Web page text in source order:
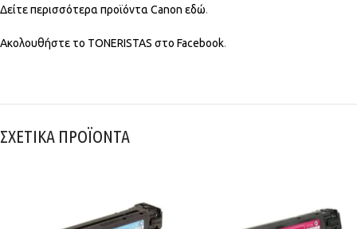
Δείτε περισσότερα προϊόντα Canon εδώ.
Ακολουθήστε το TONERISTAS στο Facebook.
ΣΧΕΤΙΚΑ ΠΡΟΪΟΝΤΑ